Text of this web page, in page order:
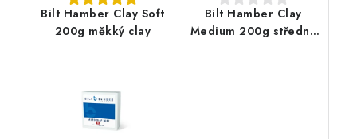
Bilt Hamber Clay Soft
200g měkký clay
Bilt Hamber Clay
Medium 200g středně